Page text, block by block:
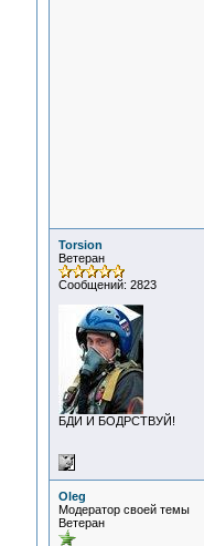
Torsion
Ветеран
Сообщений: 2823
БДИ И БОДРСТВУЙ!
Oleg
Модератор своей темы
Ветеран